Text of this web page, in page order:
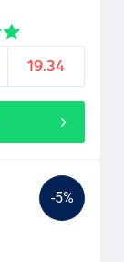
19.34
-5%